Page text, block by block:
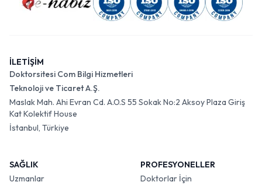
İLETİŞİM
Doktorsitesi Com Bilgi Hizmetleri
Teknoloji ve Ticaret A.Ş.
Maslak Mah. Ahi Evran Cd. A.O.S 55 Sokak No:2 Aksoy Plaza Giriş
Kat Kolektif House
İstanbul, Türkiye
SAĞLIK
Uzmanlar
PROFESYONELLER
Doktorlar İçin